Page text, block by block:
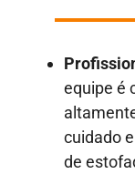
equipe é
cuidado
de